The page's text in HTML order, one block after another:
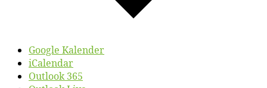
Google Kalender
iCalendar
Outlook 365